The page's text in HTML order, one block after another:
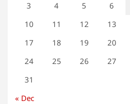
3
4 5 6
10
11 12 13
17
18 19 20
24
25 26 27
31
« Dec